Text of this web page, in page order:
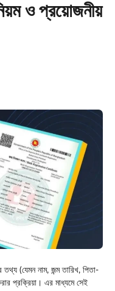
ও প্রয়োজনীয়
(যেমন নাম, জন্ম তারিখ, পিতা-
প্রক্রিয়া। এর মাধ্যমে সেই